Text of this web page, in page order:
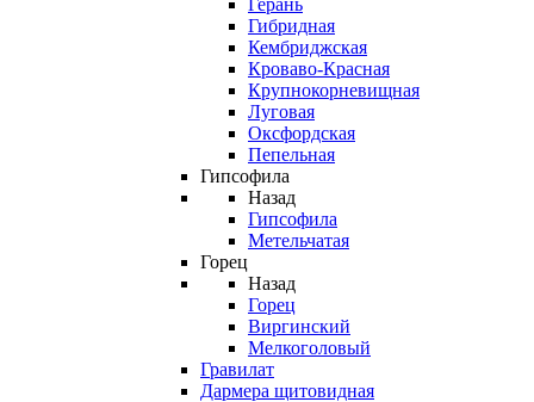
Герань
Гибридная
Кембриджская
Кроваво-Красная
Крупнокорневищная
Луговая
Оксфордская
Пепельная
Гипсофила
Назад
Гипсофила
Метельчатая
Горец
Назад
Горец
Виргинский
Мелкоголовый
Гравилат
Дармера щитовидная